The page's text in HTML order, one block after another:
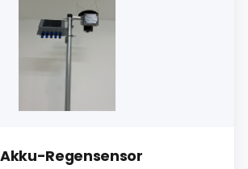
Regensensor